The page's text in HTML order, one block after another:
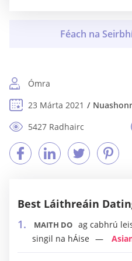
Ómra
23 Márta 2021
5427 Radhairc
Best Láithreáin
MAITH DO ag cabhrú
singil na hÁise